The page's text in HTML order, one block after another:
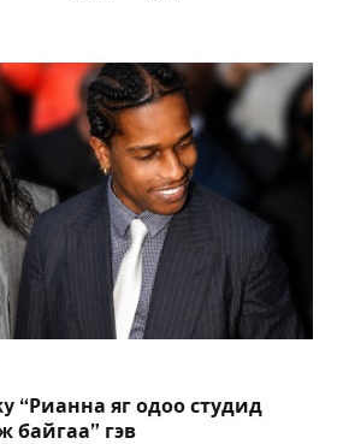
“Рианна яг одоо студид
байгаа” гэв